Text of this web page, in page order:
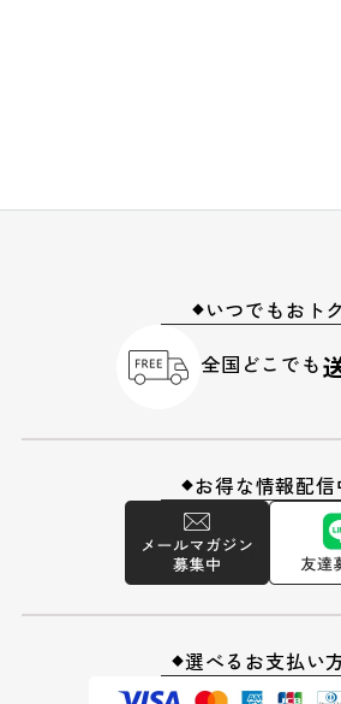
◆ いつでもおトク
全国どこでも
◆お得な情報配信
◆選べるお支払い